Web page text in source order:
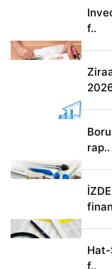
f..
rap..
Hat-
f..